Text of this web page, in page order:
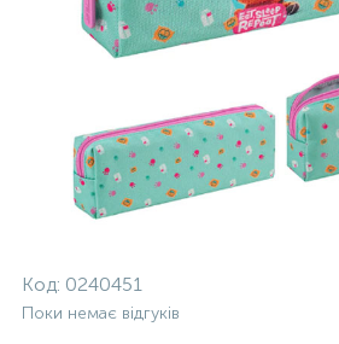
Код: 0240451
Поки немає відгуків